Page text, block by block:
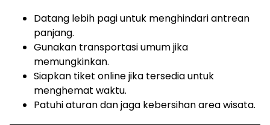
Datang lebih pagi untuk menghindari antrean
panjang.
Gunakan transportasi umum jika
memungkinkan.
Siapkan tiket online jika tersedia untuk
menghemat waktu.
Patuhi aturan dan jaga kebersihan area wisata.